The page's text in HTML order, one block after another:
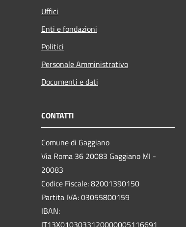
Uffici
Enti e fondazioni
Politici
Personale Amministrativo
Documenti e dati
CONTATTI
Comune di Gaggiano
Via Roma 36 20083 Gaggiano MI -
20083
Codice Fiscale: 82001390150
Partita IVA: 03055800159
IBAN:
IT13X0103033120000005116691